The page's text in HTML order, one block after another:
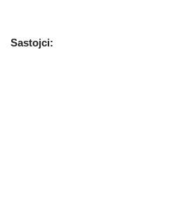
Sastojci: